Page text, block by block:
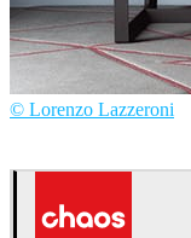
© Lorenzo Lazzeroni